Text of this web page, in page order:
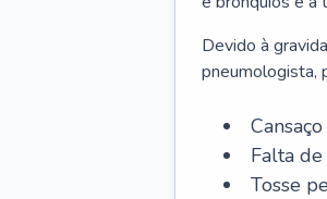
Devido à
pneumologista,
Falta de
Tosse